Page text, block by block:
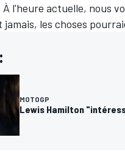
l'heure actuelle, nous
jamais, les choses
MOTOGP
Lewis Hamilton